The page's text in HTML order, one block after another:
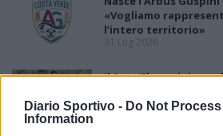
Diario Sportivo - Do Not
Information
«Vogliamo
l’intero territorio»
31 Lug 2026
Il Sant'Elena si